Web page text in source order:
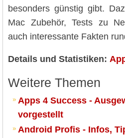
besonders günstig gibt.
Mac Zubehör, Tests zu
auch interessante Fakten
Details und Statistiken:
Weitere Themen
Apps 4 Success -
vorgestellt
Android Profis - Infos,